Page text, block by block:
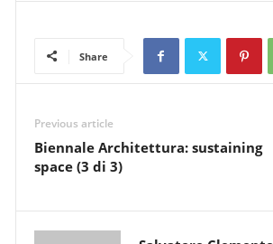
Share
Previous article
Biennale Architettura: sustaining
space (3 di 3)